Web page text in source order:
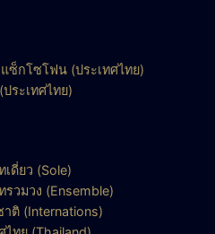
ซ็กโซโฟน (ประเทศไทย)
ระเทศไทย)
ดี่ยว (Sole)
วมวง (Ensemble)
ติ (Internations)